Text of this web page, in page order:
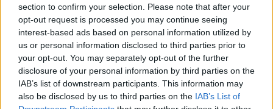
section to confirm your selection. Please note that after your
opt-out request is processed you may continue seeing
interest-based ads based on personal information utilized by
us or personal information disclosed to third parties prior to
your opt-out. You may separately opt-out of the further
disclosure of your personal information by third parties on the
IAB’s list of downstream participants. This information may
also be disclosed by us to third parties on the IAB’s List of
Minősítés
Hogyan lehet minősített
kutyabarát helyed?